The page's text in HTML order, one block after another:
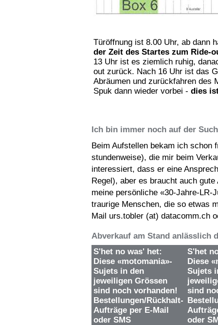
Türöffnung ist 8.00 Uhr, ab dann
der Zeit des Startes zum Ride-
13 Uhr ist es ziemlich ruhig,
out zurück. Nach 16 Uhr ist das
Abräumen und zurückfahren des
Spuk dann wieder vorbei - dies
Ich bin immer noch auf der
Beim Aufstellen bekam ich schon
stundenweise), die mir beim
interessiert, dass er eine
Regel), aber es braucht auch
meine persönliche «30-Jahre-LR-
traurige Menschen, die so etwas
Mail urs.tobler (at) datacomm.ch
Abverkauf am Stand anlässlich
S'het no was' het:
Diese «motomania»-
Sujets in den
jeweiligen Grössen
sind noch vorhanden!
Bestellungen/Rückhalt-
Aufträge per E-Mail
oder SMS
S'het
Diese
Sujets
sind
oder